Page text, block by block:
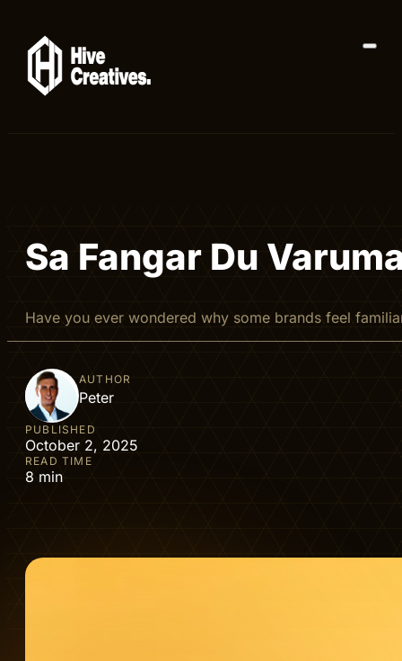
Sa Fangar Du
Have you ever wondered why some brands feel
AUTHOR
Peter
PUBLISHED
October 2, 2025
READ TIME
8 min